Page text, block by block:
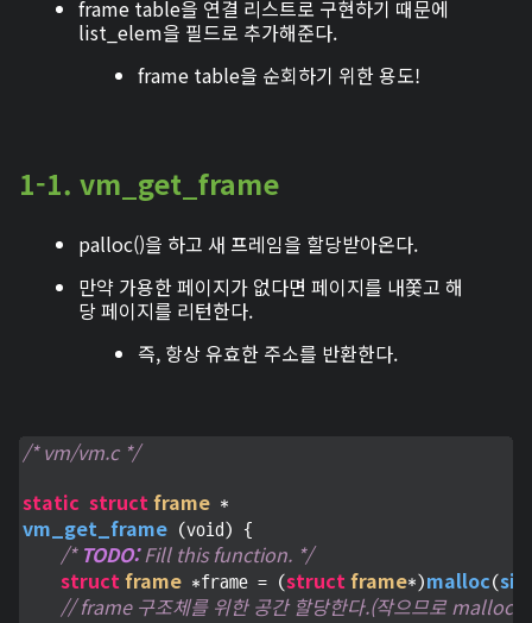
frame table을 연결 리스트로 구현하기 때문에
list_elem을 필드로 추가해준다.
frame table을 순회하기 위한 용도!
1-1. vm_get_frame
palloc()을 하고 새 프레임을 할당받아온다.
만약 가용한 페이지가 없다면 페이지를 내쫓고 해
당 페이지를 리턴한다.
즉, 항상 유효한 주소를 반환한다.
/* vm/vm.c */
static structframe
vm_get_frame (void) {
/* TODO: Fill this function. */
structframe *frame = (structframe*)malloc(
// frame 구조체를 위한 공간 할당한다.(작으므로